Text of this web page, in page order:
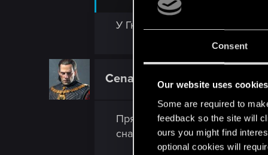
Consent
Our website uses cookies
Some are required to
feedback so the site will
ours you might find
optional cookies will
У Гюнтера деплой и ордер,
Cenariusrus Senior user
Пряха: заговор - если ей
сначала надо выложить на